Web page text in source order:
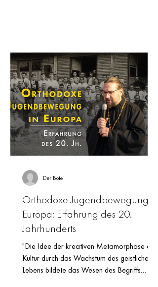
Orthodoxe Jugendbewegung in
Europa: Erfahrung des 20.
Jahrhunderts
"Die Idee der kreativen Metamorphose der
Kultur durch das Wachstum des geistlichen
Lebens bildete das Wesen des Begriffs
Der Bote